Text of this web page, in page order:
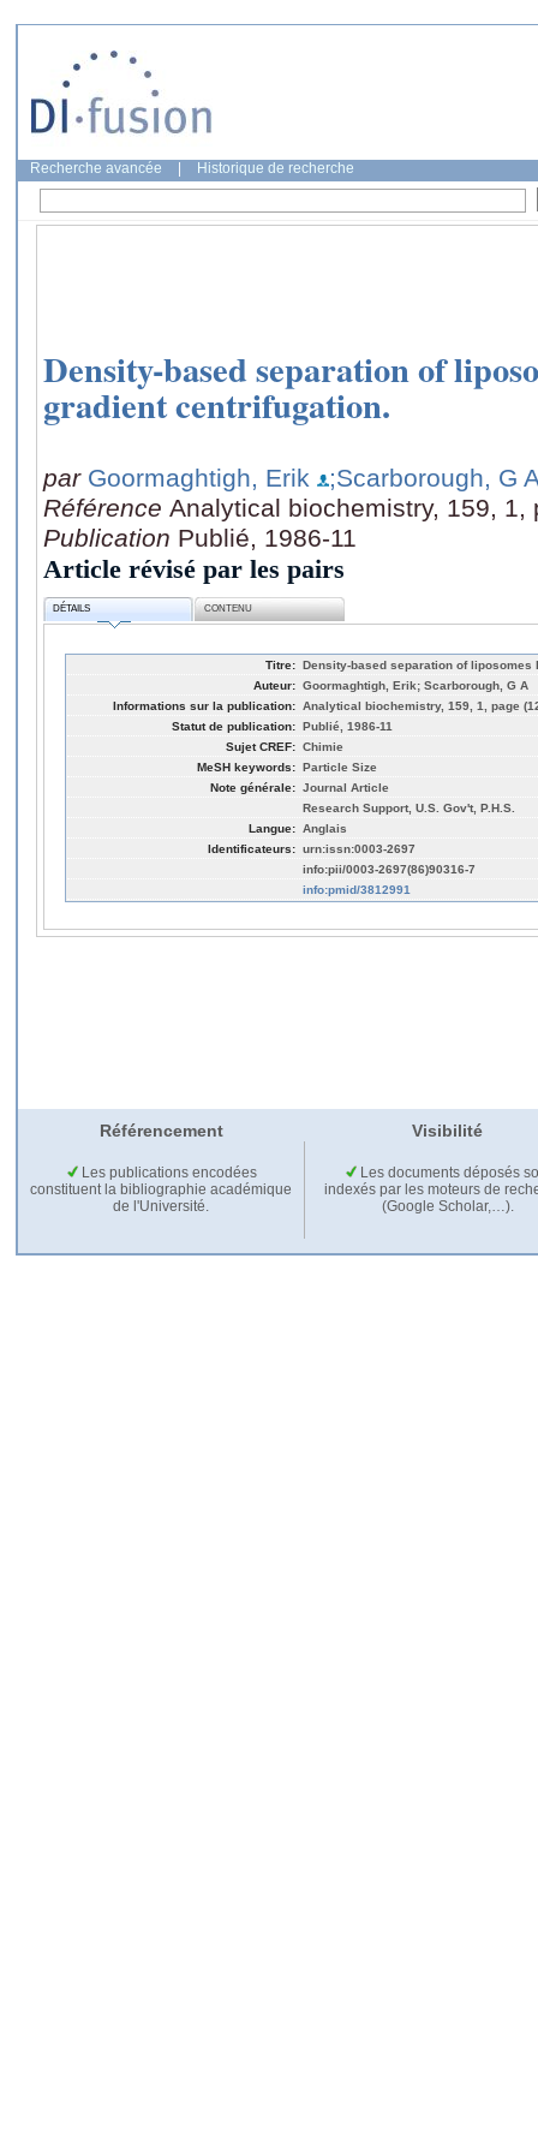
Recherche avancée Historique de recherche
Density-based separation of
gradient centrifugation.
par Goormaghtigh, Erik
;Scarborough, G
Référence Analytical biochemistry, 159, 1,
Publication Publié, 1986-11
Article révisé par les pairs
DÉTAILS CONTENU
Titre: Density-based separation of
Auteur: Goormaghtigh, Erik; Scarborough, G A
Informations sur la publication: Analytical biochemistry, 159, 1, page
Statut de publication: Publié, 1986-11
Sujet CREF: Chimie
MeSH keywords: Particle Size
Note générale: Journal Article
Research Support, U.S. Gov't, P.H.S.
Langue: Anglais
Identificateurs: urn:issn:0003-2697
info:pii/0003-2697(86)90316-7
info:pmid/3812991
Référencement Visibilité
Les publications encodées
constituent la bibliographie académique
de l'Université.
Les documents déposés
indexés par les moteurs de
(Google Scholar,…).